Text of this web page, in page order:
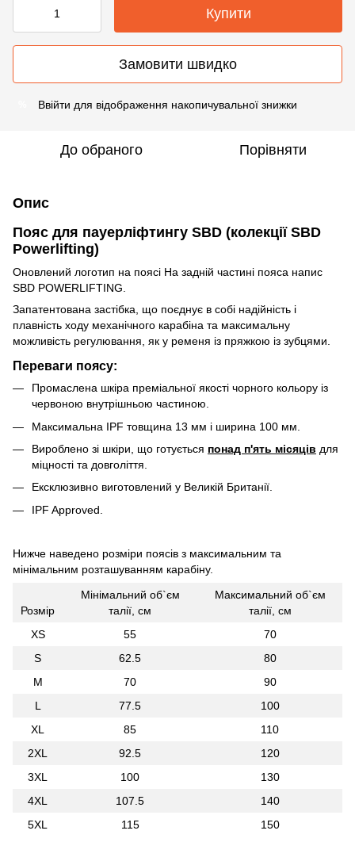
Купити
Замовити швидко
Ввійти для відображення накопичувальної знижки
До обраного Порівняти
Опис
Пояс для пауерліфтингу SBD (колекції SBD
Powerlifting)
Оновлений логотип на поясі На задній частині пояса напис
SBD POWERLIFTING.
Запатентована застібка, що поєднує в собі надійність і
плавність ходу механічного карабіна та максимальну
можливість регулювання, як у ременя із пряжкою із зубцями.
Переваги поясу:
Промаслена шкіра преміальної якості чорного кольору із
червоною внутрішньою частиною.
Максимальна IPF товщина 13 мм і ширина 100 мм.
Вироблено зі шкіри, що готується понад п'ять місяців для
міцності та довголіття.
Ексклюзивно виготовлений у Великій Британії.
IPF Approved.
Нижче наведено розміри поясів з максимальним та
мінімальним розташуванням карабіну.
Розмір
Мінімальний об`єм
талії, см
Максимальний об`єм
талії, см
XS
55
70
S
62.5
80
M
70
90
L
77.5
100
XL
85
110
2XL
92.5
120
3XL
100
130
4XL
107.5
140
5XL
115 150